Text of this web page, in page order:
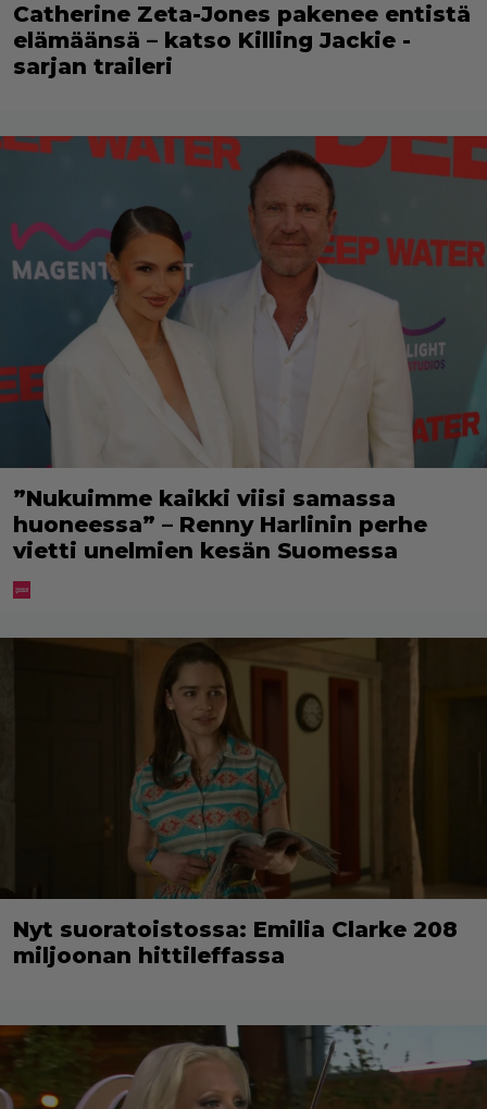
Catherine Zeta-Jones pakenee entistä
elämäänsä – katso Killing Jackie -
sarjan traileri
”Nukuimme kaikki viisi samassa
huoneessa” – Renny Harlinin perhe
vietti unelmien kesän Suomessa
Nyt suoratoistossa: Emilia Clarke 208
miljoonan hittileffassa